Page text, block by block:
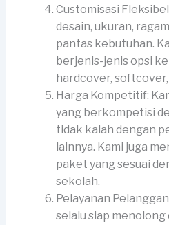
Customisasi
desain, ukuran,
pantas kebutuhan.
berjenis-jenis opsi
hardcover, softcover,
Harga Kompetitif:
yang berkompetisi
tidak kalah dengan
lainnya. Kami juga
paket yang sesuai
sekolah.
Pelayanan
selalu siap